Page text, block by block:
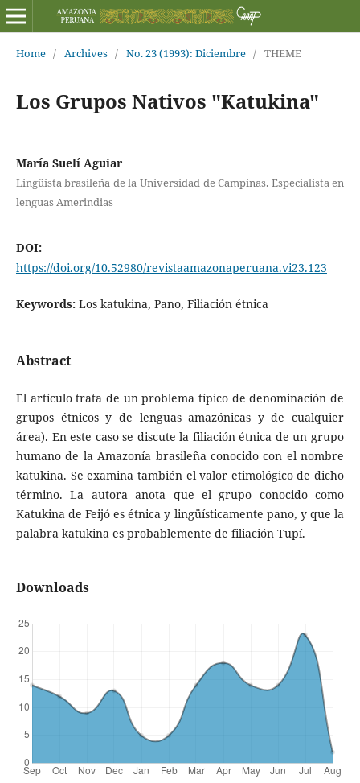
Home / Archives / No. 23 (1993): Diciembre / THEME
Los Grupos Nativos "Katukina"
María Suelí Aguiar
Lingüista brasileña de la Universidad de Campinas. Especialista en
lenguas Amerindias
DOI:
https://doi.org/10.52980/revistaamazonaperuana.vi23.123
Keywords: Los katukina, Pano, Filiación étnica
Abstract
El artículo trata de un problema típico de denominación de
grupos étnicos y de lenguas amazónicas y de cualquier
área). En este caso se discute la filiación étnica de un grupo
humano de la Amazonía brasileña conocido con el nombre
katukina. Se examina también el valor etimológico de dicho
término. La autora anota que el grupo conocido como
Katukina de Feijó es étnica y lingüísticamente pano, y que la
palabra katukina es probablemente de filiación Tupí.
Downloads